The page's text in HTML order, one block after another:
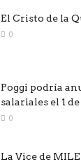
El Cristo de la
0
Poggi podría
salariales el 1
0
La Vice de